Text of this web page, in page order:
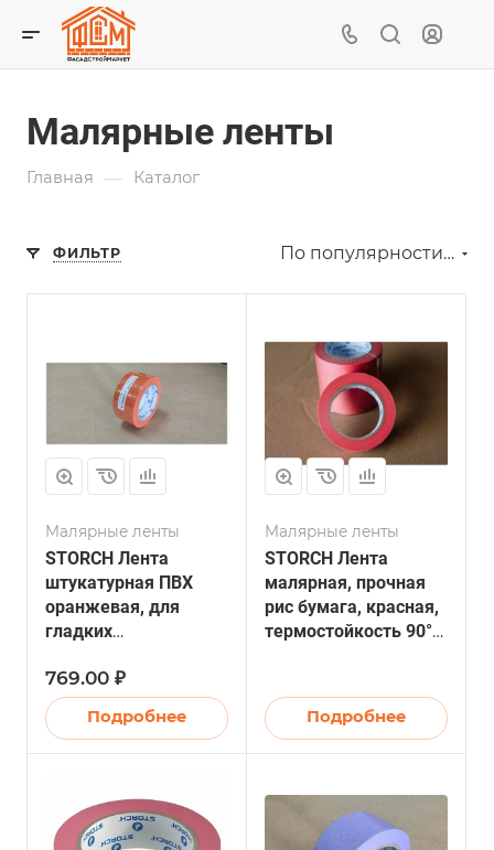
Малярные ленты
Главная — Каталог
ФИЛЬТР По популярности (возрастание)
Малярные ленты
STORCH Лента
штукатурная ПВХ
оранжевая, для
гладких
дней 50мм х 33м (24)
769.00 ₽
Подробнее
Малярные ленты
STORCH Лента
малярная, прочная
рис бумага, красная,
термостойкость 90°C,
Подробнее